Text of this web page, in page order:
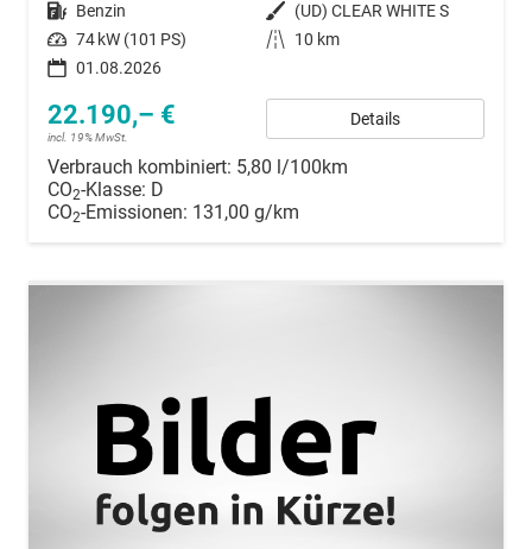
Kraftstoff Benzin Außenfarbe (UD) CLEAR WHITE S
Leistung 74 kW (101 PS) Kilometerstand
10 km
01.08.2026
22.190,– €
incl. 19% MwSt.
Details
Verbrauch kombiniert: 5,80 l/100km
CO2-Klasse: D
CO2-Emissionen: 131,00 g/km